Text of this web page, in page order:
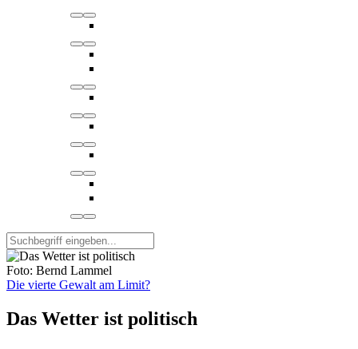
Foto: Bernd Lammel
Die vierte Gewalt am Limit?
Das Wetter ist politisch